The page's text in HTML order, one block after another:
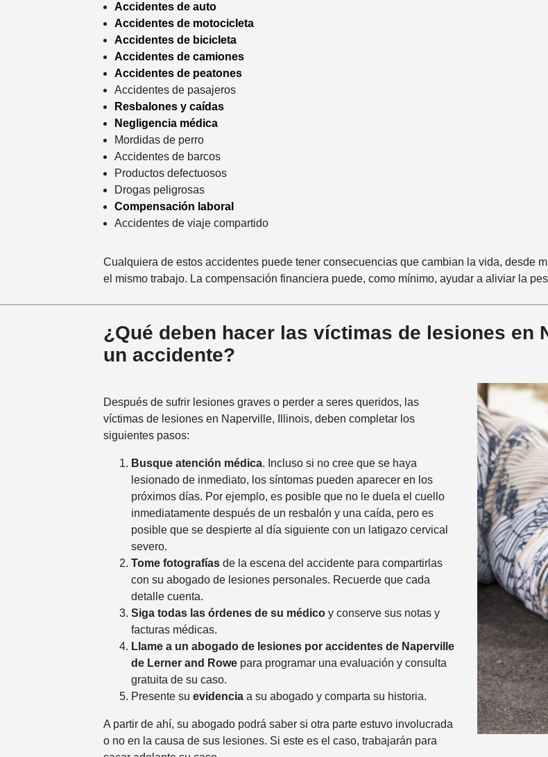
Accidentes de auto
Accidentes de motocicleta
Accidentes de bicicleta
Accidentes de camiones
Accidentes de peatones
Accidentes de pasajeros
Resbalones y caídas
Negligencia médica
Mordidas de perro
Accidentes de barcos
Productos defectuosos
Drogas peligrosas
Compensación laboral
Accidentes de viaje compartido
Cualquiera de estos accidentes puede tener consecuencias que cambian la vida, desde
el mismo trabajo. La compensación financiera puede, como mínimo, ayudar a aliviar la
¿Qué deben hacer las víctimas de lesiones en
un accidente?
Después de sufrir lesiones graves o perder a seres queridos, las
víctimas de lesiones en Naperville, Illinois, deben completar los
siguientes pasos:
Busque atención médica. Incluso si no cree que se haya
lesionado de inmediato, los síntomas pueden aparecer en los
próximos días. Por ejemplo, es posible que no le duela el cuello
inmediatamente después de un resbalón y una caída, pero es
posible que se despierte al día siguiente con un latigazo cervical
severo.
Tome fotografías de la escena del accidente para compartirlas
con su abogado de lesiones personales. Recuerde que cada
detalle cuenta.
Siga todas las órdenes de su médico y conserve sus notas y
facturas médicas.
Llame a un abogado de lesiones por accidentes de Naperville
de Lerner and Rowepara programar una evaluación y consulta
gratuita de su caso.
Presente su evidenciaa su abogado y comparta su historia.
A partir de ahí, su abogado podrá saber si otra parte estuvo involucrada
o no en la causa de sus lesiones. Si este es el caso, trabajarán para